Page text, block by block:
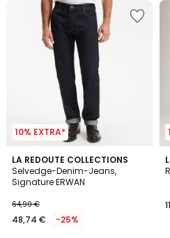
10% EXTRA*
LA REDOUTE COLLECTIONS
Selvedge-Denim-Jeans,
Signature ERWAN
64,99 €
48,74 € -25%
4,4
/ 5